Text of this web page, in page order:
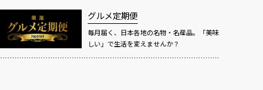
グルメ定期便
毎月届く、日本各地の名物・名産品。「美味
しい」で生活を変えませんか？